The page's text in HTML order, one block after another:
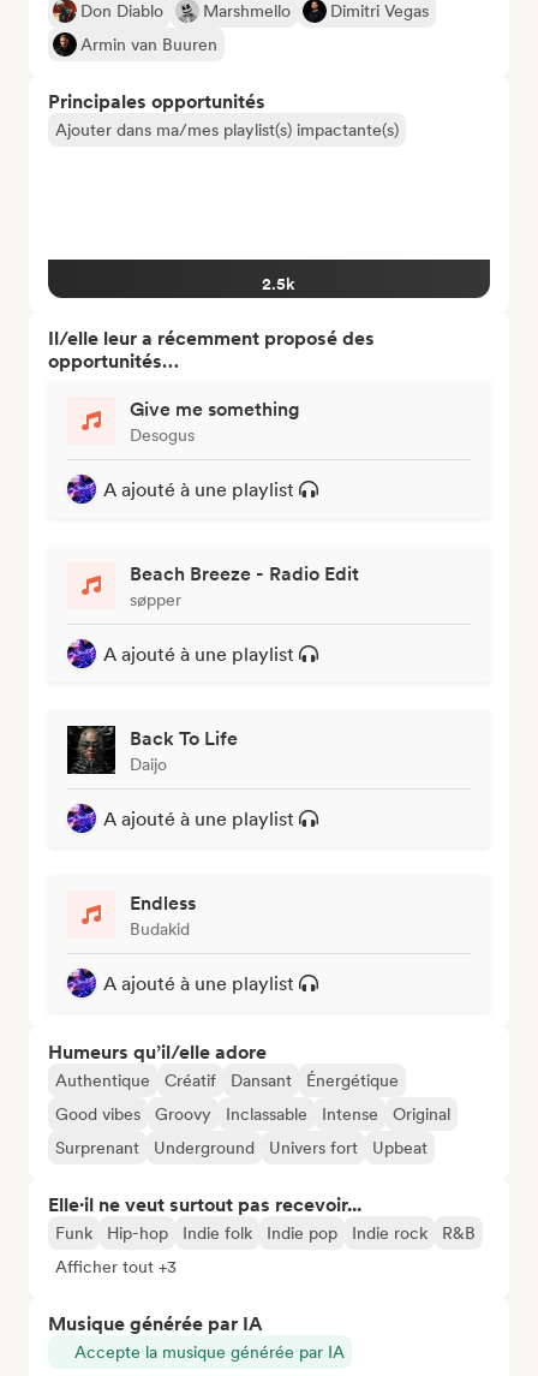
Don Diablo
Marshmello
Dimitri Vegas
Armin van Buuren
Principales opportunités
Ajouter dans ma/mes playlist(s) impactante(s)
2.5k
Il/elle leur a récemment proposé des
opportunités…
Give me something
Desogus
A ajouté à une playlist
Beach Breeze - Radio Edit
søpper
A ajouté à une playlist
Back To Life
Daijo
A ajouté à une playlist
Endless
Budakid
A ajouté à une playlist
Humeurs qu’il/elle adore
Authentique Créatif Dansant
Énergétique
Good vibes
Groovy Inclassable Intense
Original
Surprenant
Underground Univers fort Upbeat
Elle·il ne veut surtout pas recevoir...
Funk Hip-hop Indie folk Indie pop Indie rock
R&B
Afficher tout +3
Musique générée par IA
Accepte la musique générée par IA